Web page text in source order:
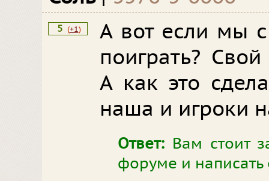
5 (+1)
А вот если мы
поиграть?
А как это
наша и игроки
Ответ: Вам стоит
форуме и